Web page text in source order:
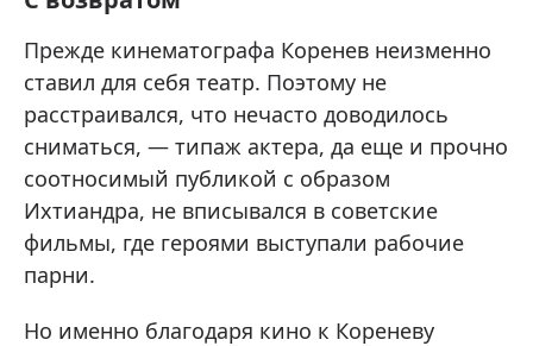
Прежде кинематографа Коренев неизменно
ставил для себя театр. Поэтому не
расстраивался, что нечасто доводилось
сниматься, — типаж актера, да еще и прочно
соотносимый публикой с образом
Ихтиандра, не вписывался в советские
фильмы, где героями выступали рабочие
парни.
Но именно благодаря кино к Кореневу